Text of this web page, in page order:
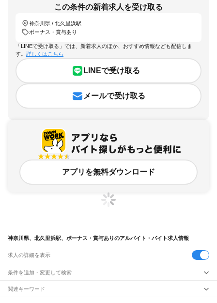
この条件の新着求人を受け取る
神奈川県 / 北久里浜駅
ボーナス・賞与あり
「LINEで受け取る」では、新着求人のほか、おすすめ情報なども配信しま
す。 詳しくはこちら
LINEで受け取る
メールで受け取る
アプリを無料ダウンロード
神奈川県、北久里浜駅、ボーナス・賞与ありのアルバイト・バイト求人情報
求人の詳細を表示
条件を追加・変更して検索
市区町村を追加・変更
関連キーワード